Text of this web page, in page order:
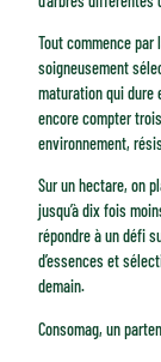
Tout commence
soigneusement
maturation qui dure
encore compter
environnement,
Sur un hectare, on
jusqu’à dix fois
répondre à un défi
d’essences et
demain.
Consomag, un